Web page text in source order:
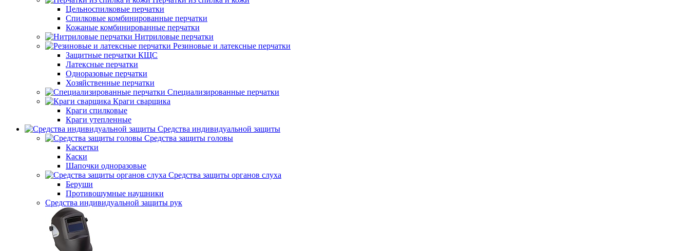
Цельноспилковые перчатки
Спилковые комбинированные перчатки
Кожаные комбинированные перчатки
Нитриловые перчатки
Резиновые и латексные перчатки
Защитные перчатки КЩС
Латексные перчатки
Одноразовые перчатки
Хозяйственные перчатки
Специализированные перчатки
Краги сварщика
Краги спилковые
Краги утепленные
Средства индивидуальной защиты
Средства защиты головы
Каскетки
Каски
Шапочки одноразовые
Средства защиты органов слуха
Беруши
Противошумные наушники
Средства индивидуальной защиты рук